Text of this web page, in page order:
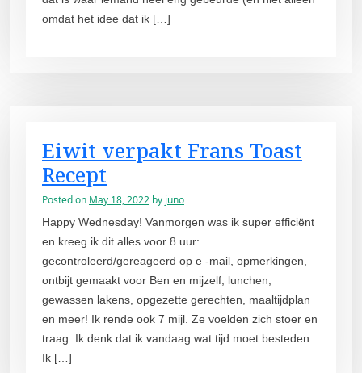
omdat het idee dat ik […]
Eiwit verpakt Frans Toast
Recept
Posted on May 18, 2022 by juno
Happy Wednesday! Vanmorgen was ik super efficiënt
en kreeg ik dit alles voor 8 uur:
gecontroleerd/gereageerd op e -mail, opmerkingen,
ontbijt gemaakt voor Ben en mijzelf, lunchen,
gewassen lakens, opgezette gerechten, maaltijdplan
en meer! Ik rende ook 7 mijl. Ze voelden zich stoer en
traag. Ik denk dat ik vandaag wat tijd moet besteden.
Ik […]